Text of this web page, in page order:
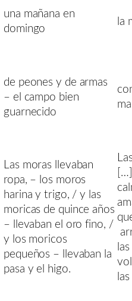
una mañana en
domingo
la
de peones y de armas
– el campo bien
guarnecido
Las moras llevaban
ropa, – los moros
harina y trigo, / y las
moricas de quince años
– llevaban el oro fino, /
y los moricos
pequeños – llevaban la
pasa y el higo.